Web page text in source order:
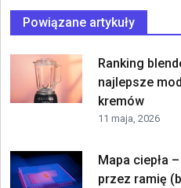
Powiązane artykuły
Ranking
najlepsze
kremów
11 maja, 2026
Mapa ciepła
przez ramię